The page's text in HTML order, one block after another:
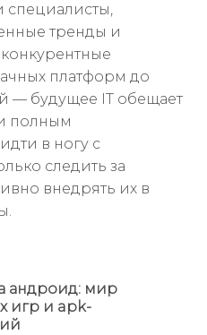
специалисты,
тренды и
платформ до
— будущее IT обещает
полным
в ногу с
следить за
внедрять их в
андроид: мир
игр и apk-